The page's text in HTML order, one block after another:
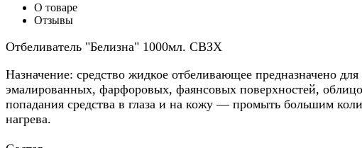
О товаре
Отзывы
Отбеливатель "Белизна" 1000мл. СВЗХ
Назначение: средство жидкое отбеливающее предназначено
эмалированных, фарфоровых, фаянсовых поверхностей,
попадания средства в глаза и на кожу — промыть большим
нагрева.